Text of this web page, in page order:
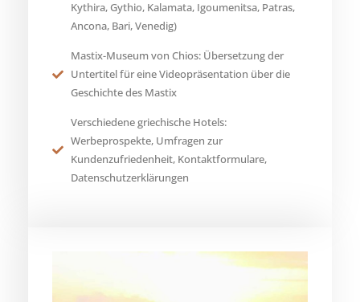
Kythira, Gythio, Kalamata, Igoumenitsa, Patras,
Ancona, Bari, Venedig)
Mastix-Museum von Chios: Übersetzung der
Untertitel für eine Videopräsentation über die
Geschichte des Mastix
Verschiedene griechische Hotels:
Werbeprospekte, Umfragen zur
Kundenzufriedenheit, Kontaktformulare,
Datenschutzerklärungen